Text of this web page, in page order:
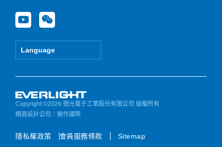
Y
o
u
e
W
e
i
Language
Copyright ©2026 億光電子工業股份有限公司 版權所有
網頁設計公司 ：振作國際
隱私權政策 會員服務條款 Sitemap